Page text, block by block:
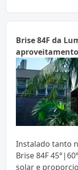
Brise 84F da
Instalado tanto
Brise 84F
solar e